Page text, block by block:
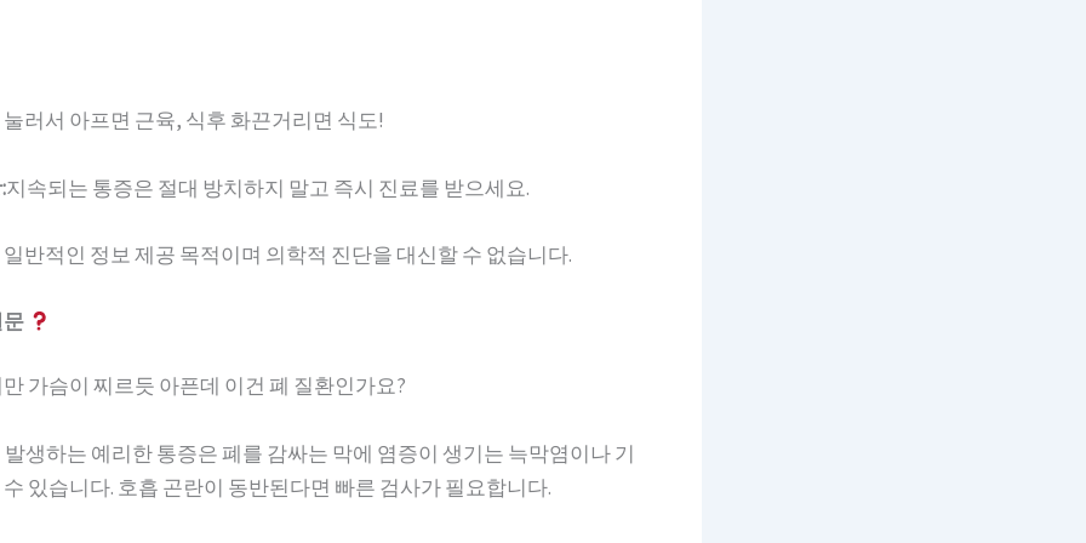
러서 아프면 근육, 식후 화끈거리면 식도!
지속되는 통증은 절대 방치하지 말고 즉시 진료를 받으세요.
반적인 정보 제공 목적이며 의학적 진단을 대신할 수 없습니다.
만 가슴이 찌르듯 아픈데 이건 폐 질환인가요?
발생하는 예리한 통증은 폐를 감싸는 막에 염증이 생기는 늑막염이나 기
있습니다. 호흡 곤란이 동반된다면 빠른 검사가 필요합니다.